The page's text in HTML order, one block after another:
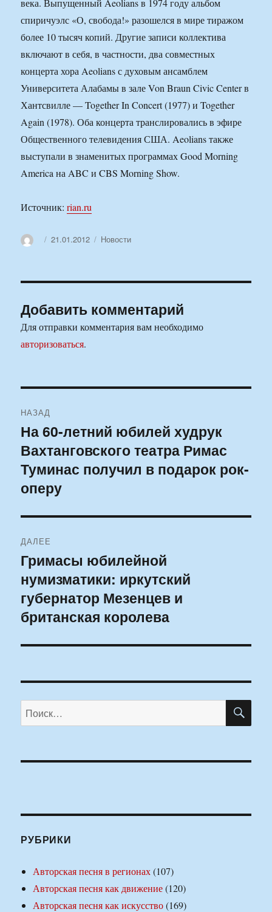
века. Выпущенный Aeolians в 1974 году альбом
спиричуэлс «О, свобода!» разошелся в мире тиражом
более 10 тысяч копий. Другие записи коллектива
включают в себя, в частности, два совместных
концерта хора Aeolians с духовым ансамблем
Университета Алабамы в зале Von Braun Civic Center в
Хантсвилле — Together In Concert (1977) и Together
Again (1978). Оба концерта транслировались в эфире
Общественного телевидения США. Aeolians также
выступали в знаменитых программах Good Morning
America на ABC и CBS Morning Show.
Источник:rian.ru
АвторОпубликовано
21.01.2012 Рубрики
Новости
Добавить комментарий
Для отправки комментария вам необходимо
авторизоваться.
по
записям
НАЗАД
Предыдущая
запись:
На 60-летний юбилей худрук
Вахтанговского театра Римас
Туминас получил в подарок рок-
оперу
ДАЛЕЕ
Следующая
запись:
Гримасы юбилейной
нумизматики: иркутский
губернатор Мезенцев и
британская королева
Искать:
РУБРИКИ
Авторская песня в регионах(107)
Авторская песня как движение(120)
Авторская песня как искусство(169)